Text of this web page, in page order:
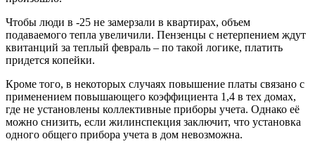
Чтобы люди в -25 не замерзали в квартирах, объем
подаваемого тепла увеличили. Пензенцы с нетерпением ждут
квитанций за теплый февраль – по такой логике, платить
придется копейки.
Кроме того, в некоторых случаях повышение платы связано с
применением повышающего коэффициента 1,4 в тех домах,
где не установлены коллективные приборы учета. Однако её
можно снизить, если жилинспекция заключит, что установка
одного общего прибора учета в дом невозможна.